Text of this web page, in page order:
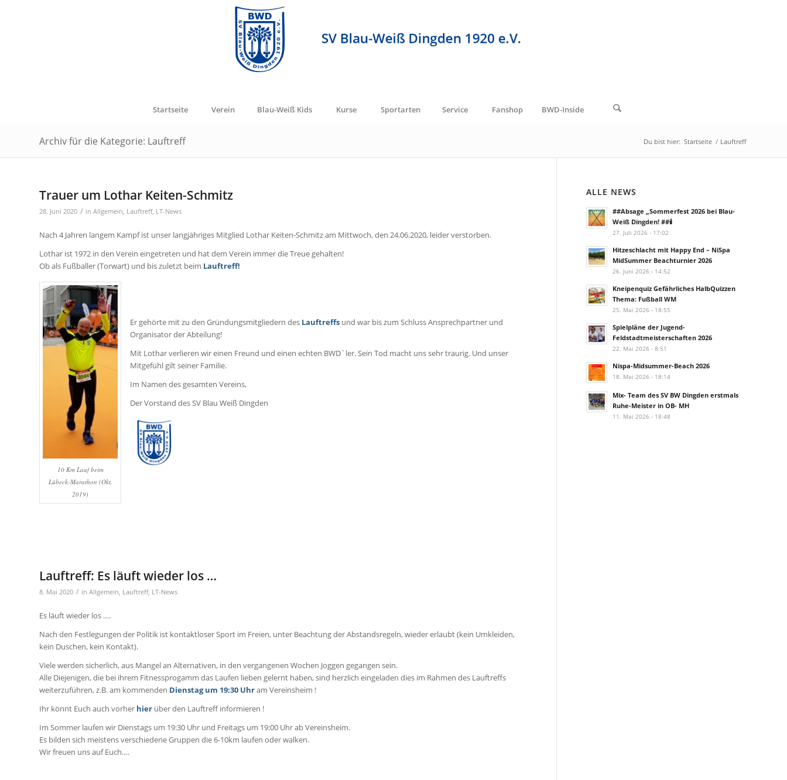
Startseite Verein Blau-Weiß Kids Kurse Sportarten Service Fanshop BWD-Inside
Archiv für die Kategorie: Lauftreff Du bist hier: Startseite / Lauftreff
Trauer um Lothar Keiten-Schmitz
28. Juni 2020 / in Allgemein, Lauftreff, LT-News
Nach 4 Jahren langem Kampf ist unser langjähriges Mitglied Lothar Keiten-Schmitz am Mittwoch, den 24.06.2020, leider verstorben.
Lothar ist 1972 in den Verein eingetreten und hat dem Verein immer die Treue gehalten!
Ob als Fußballer (Torwart) und bis zuletzt beim Lauftreff!
10 Km Lauf beim
Lübeck-Marathon (Okt.
2019)
Er gehörte mit zu den Gründungsmitgliedern des Lauftreffs und war bis zum Schluss Ansprechpartner und
Organisator der Abteilung!
Mit Lothar verlieren wir einen Freund und einen echten BWD`ler. Sein Tod macht uns sehr traurig. Und unser
Mitgefühl gilt seiner Familie.
Im Namen des gesamten Vereins,
Der Vorstand des SV Blau Weiß Dingden
Lauftreff: Es läuft wieder los …
8. Mai 2020 / in Allgemein Lauftreff, LT-News
Es läuft wieder los ….
Nach den Festlegungen der Politik ist kontaktloser Sport im Freien, unter Beachtung der Abstandsregeln, wieder erlaubt (kein Umkleiden,
kein Duschen, kein Kontakt).
Viele werden sicherlich, aus Mangel an Alternativen, in den vergangenen Wochen Joggen gegangen sein.
Alle Diejenigen, die bei ihrem Fitnessprogamm das Laufen lieben gelernt haben, sind herzlich eingeladen dies im Rahmen des Lauftreffs
weiterzuführen, z.B. am kommenden Dienstag um 19:30 Uhram Vereinsheim !
Ihr könnt Euch auch vorher hier über den Lauftreff informieren !
Im Sommer laufen wir Dienstags um 19:30 Uhr und Freitags um 19:00 Uhr ab Vereinsheim.
Es bilden sich meistens verschiedene Gruppen die 6-10km laufen oder walken.
Wir freuen uns auf Euch….
ALLE NEWS
##Absage „Sommerfest 2026 bei Blau-
Weiß Dingden! ##🕯️
27. Juli 2026 - 17:02
Hitzeschlacht mit Happy End – NiSpa
MidSummer Beachturnier 2026
26. Juni 2026 - 14:52
Kneipenquiz Gefährliches HalbQuizzen
Thema: Fußball WM
25. Mai 2026 - 18:55
Spielpläne der Jugend-
Feldstadtmeisterschaften 2026
22. Mai 2026 - 8:51
Nispa-Midsummer-Beach 2026
18. Mai 2026 - 18:14
Mix- Team des SV BW Dingden erstmals
Ruhe-Meister in OB- MH
11. Mai 2026 - 18:48